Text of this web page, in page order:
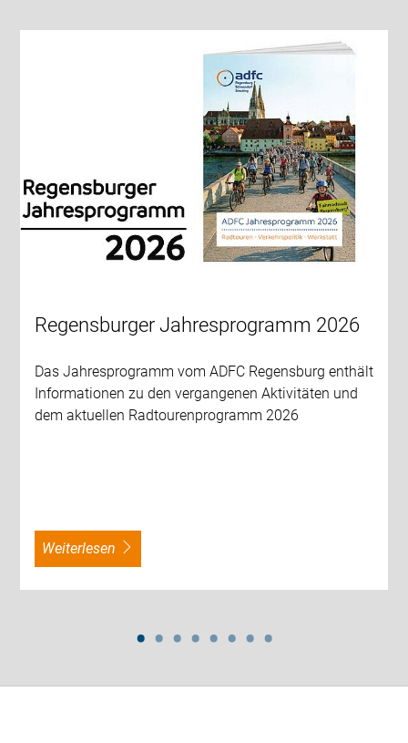
Regensburger Jahresprogramm 2026
Das Jahresprogramm vom ADFC Regensburg enthält
Informationen zu den vergangenen Aktivitäten und
dem aktuellen Radtourenprogramm 2026
weiterlesen